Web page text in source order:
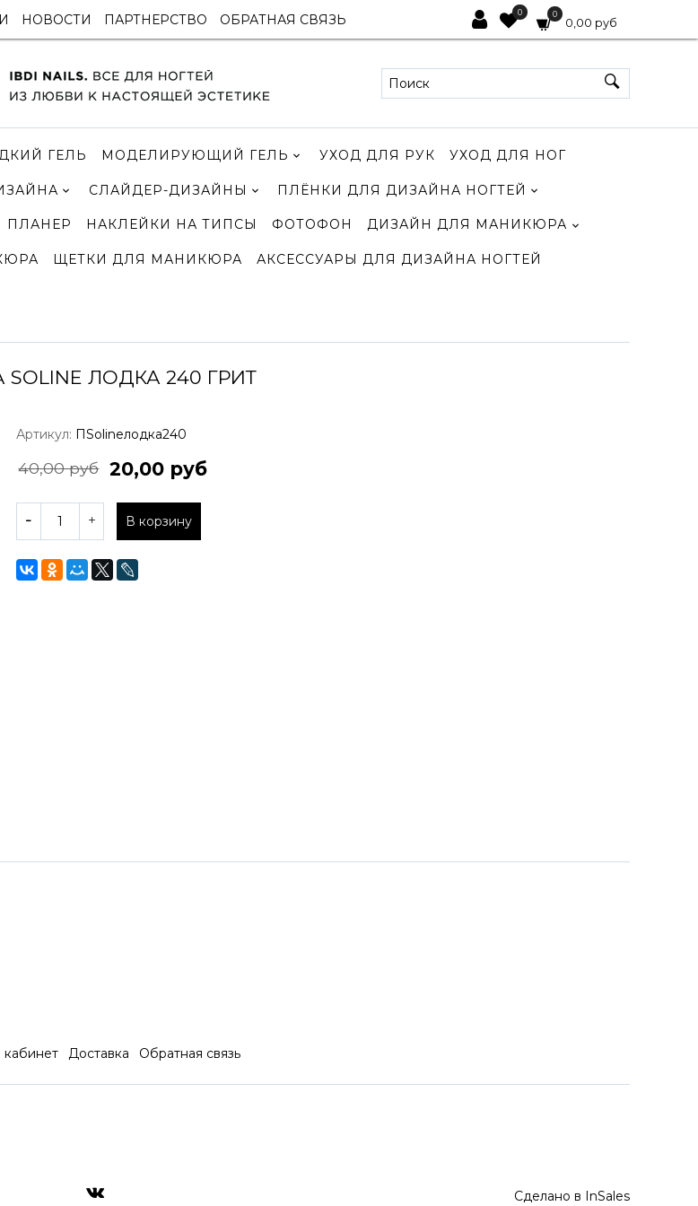
НОВОСТИ ПАРТНЕРСТВО ОБРАТНАЯ СВЯЗЬ 0 0
0,00 руб
ГЕЛЬ МОДЕЛИРУЮЩИЙ ГЕЛЬ УХОД ДЛЯ РУК УХОД ДЛЯ НОГ
СЛАЙДЕР-ДИЗАЙНЫ ПЛЁНКИ ДЛЯ ДИЗАЙНА НОГТЕЙ
ПЛАНЕР НАКЛЕЙКИ НА ТИПСЫ ФОТОФОН ДИЗАЙН ДЛЯ МАНИКЮРА
ЩЕТКИ ДЛЯ МАНИКЮРА АКСЕССУАРЫ ДЛЯ ДИЗАЙНА НОГТЕЙ
ЛОДКА 240 ГРИТ
Артикул: ПSolineлодка240
40,00 руб 20,00 руб
В корзину
Доставка Обратная связь
Сделано в InSales